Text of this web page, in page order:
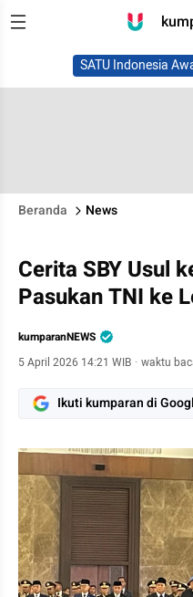
SATU Indonesia
Beranda News
Cerita SBY Usul
Pasukan TNI ke
kumparanNEWS
5 April 2026 14:21 WIB · waktu
Ikuti kumparan di